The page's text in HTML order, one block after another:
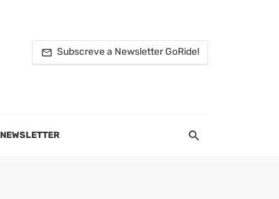
Subscreve a Newsletter GoRide!
NEWSLETTER